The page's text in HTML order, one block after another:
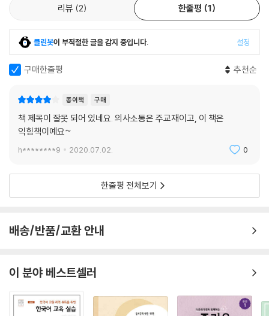
리뷰 2 한줄평 1
클린봇이 부적절한 글을 감지 중입니다. 설정
구매한줄평 추천순
종이책 구매
책 제목이 잘못 되어 있네요. 의사소통은 주교재이고, 이 책은
익힘책이예요~
h********9 2020.07.02. 0
한줄평 전체보기
배송/반품/교환 안내
이 분야 베스트셀러